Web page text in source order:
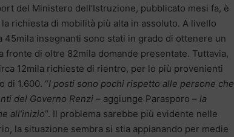
del Ministero dell’Istruzione, pubblicato mesi fa, è
richiesta di mobilità più alta in assoluto. A livello
45mila insegnanti sono stati in grado di ottenere un
fronte di oltre 82mila domande presentate. Tuttavia,
12mila richieste di rientro, per lo più provenienti
di 1.600. “I posti sono pochi rispetto alle persone che
del Governo Renzi – aggiunge Parasporo – la
all’inizio“. Il problema sarebbe più evidente nelle
la situazione sembra si stia appianando per medie